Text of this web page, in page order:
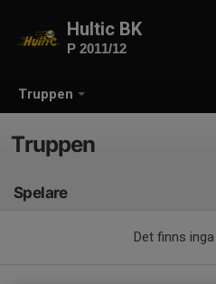
Truppen
Hultic BK
P 2011/12
Truppen
Spelare
Det finns